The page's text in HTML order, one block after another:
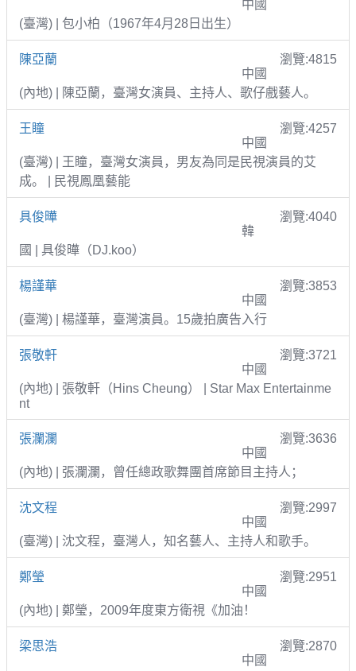
中國
(臺灣) | 包小柏（1967年4月28日出生）
陳亞蘭
瀏覽:4815
中國
(內地) | 陳亞蘭，臺灣女演員、主持人、歌仔戲藝人。
王瞳
瀏覽:4257
中國
(臺灣) | 王瞳，臺灣女演員，男友為同是民視演員的艾
成。 | 民視鳳凰藝能
具俊曄
瀏覽:4040
韓
國 | 具俊曄（DJ.koo）
楊謹華
瀏覽:3853
中國
(臺灣) | 楊謹華，臺灣演員。15歲拍廣告入行
張敬軒
瀏覽:3721
中國
(內地) | 張敬軒（Hins Cheung） | Star Max Entertainme
nt
張瀾瀾
瀏覽:3636
中國
(內地) | 張瀾瀾，曾任總政歌舞團首席節目主持人；
沈文程
瀏覽:2997
中國
(臺灣) | 沈文程，臺灣人，知名藝人、主持人和歌手。
鄭瑩
瀏覽:2951
中國
(內地) | 鄭瑩，2009年度東方衛視《加油！
梁思浩
瀏覽:2870
中國